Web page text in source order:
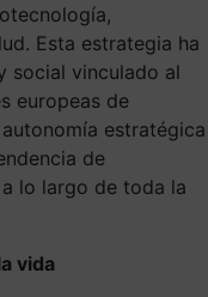
Esta estrategia ha
social vinculado al
europeas de
estratégica
de
lo largo de toda la
vida